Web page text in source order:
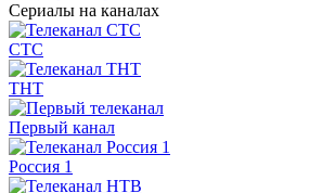
Сериалы на каналах
СТС
ТНТ
Первый канал
Россия 1